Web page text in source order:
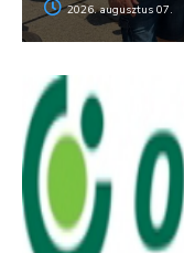
2026. augusztus 07.